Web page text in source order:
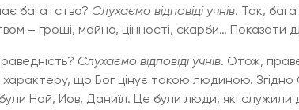
багатство? Слухаємо відповіді учнів. Так,
– гроші, майно, цінності, скарби… Показати
Слухаємо відповіді учнів. Отож,
що Бог цінує такою людиною. Згідно
Ной, Йов, Даниїл. Це були люди, які служили